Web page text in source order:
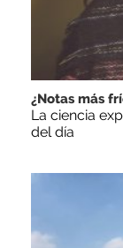
¿Notas más
La ciencia
del día